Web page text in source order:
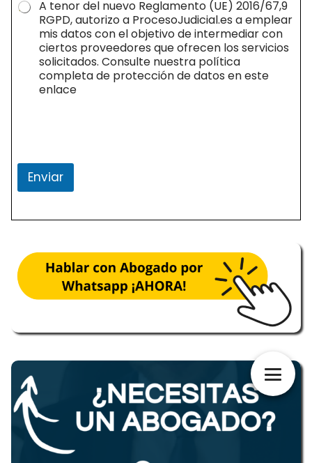
A tenor del nuevo Reglamento (UE) 2016/67,9
RGPD, autorizo a ProcesoJudicial.es a emplear
mis datos con el objetivo de intermediar con
ciertos proveedores que ofrecen los servicios
solicitados. Consulte nuestra política
completa de protección de datos en este
enlace
Enviar